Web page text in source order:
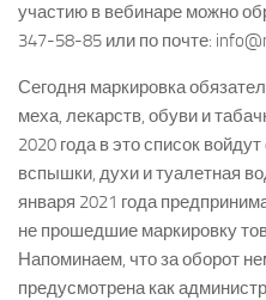
участию в вебинаре можно
347-58-85 или по почте:
Сегодня маркировка
меха, лекарств, обуви и
2020 года в это список
вспышки, духи и туалетная
января 2021 года
не прошедшие маркировку
Напоминаем, что за оборот
предусмотрена как